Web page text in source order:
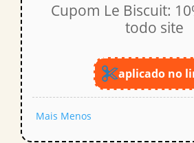
Cupom Le Biscuit:
todo site
aplicado no
Mais Menos